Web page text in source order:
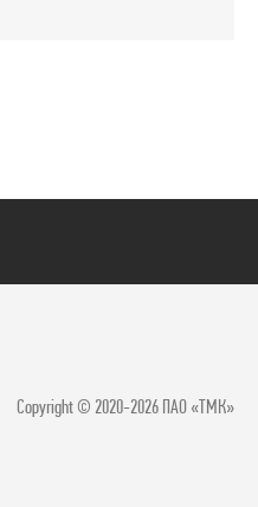
Copyright © 2020-2026 ПАО «ТМК»